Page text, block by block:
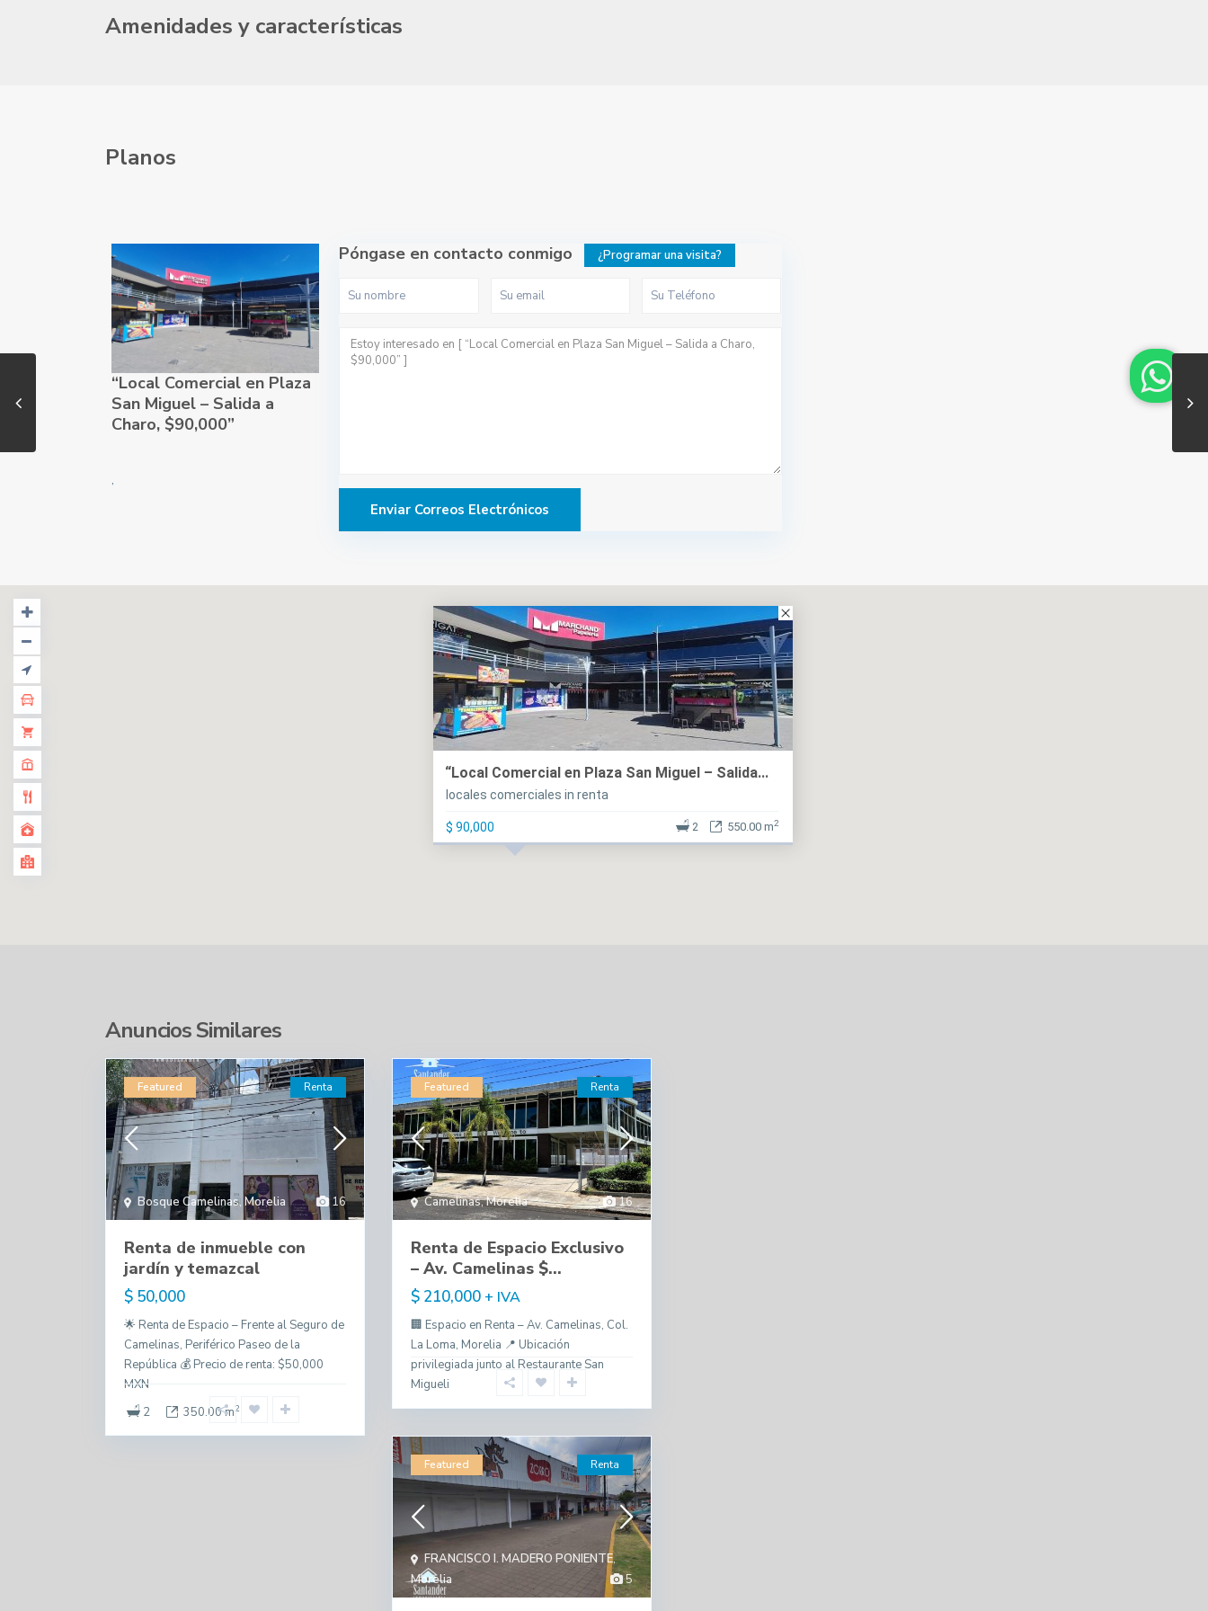
Amenidades y características
Planos
“Local Comercial en Plaza
San Miguel – Salida a
Charo, $90,000”
,
Póngase en contacto conmigo ¿Programar una visita?
“Local Comercial en Plaza San Miguel – Salida...
locales comerciales in renta
$ 90,000 550.00 m2
2
Anuncios Similares
16
Bosque Camelinas, Morelia
Featured Renta
Renta de inmueble con
jardín y temazcal
$ 50,000
🌟 Renta de Espacio – Frente al Seguro de
Camelinas, Periférico Paseo de la
República 💰 Precio de renta: $50,000
MXN
2
350.00 m2
16
Camelinas,Morelia
Featured Renta
Renta de Espacio Exclusivo
– Av. Camelinas $...
$ 210,000 + IVA
🏢 Espacio en Renta – Av. Camelinas, Col.
La Loma, Morelia 📍 Ubicación
privilegiada junto al Restaurante San
Migueli
5
FRANCISCO I. MADERO PONIENTE,
Morelia
Featured Renta